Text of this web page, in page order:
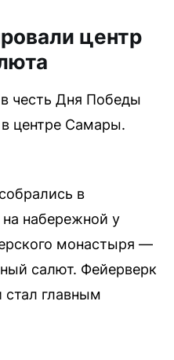
центр
честь Дня Победы
центре Самары.
в
набережной у
монастыря —
салют. Фейерверк
главным